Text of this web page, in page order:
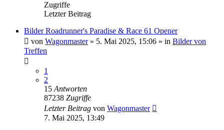
Zugriffe
Letzter Beitrag
Bilder Roadrunner's Paradise & Race 61 Opener
von Wagonmaster» 5. Mai 2025, 15:06 » in Bilder von
Treffen
1
2
15 Antworten
87238 Zugriffe
Letzter Beitrag von Wagonmaster
7. Mai 2025, 13:49